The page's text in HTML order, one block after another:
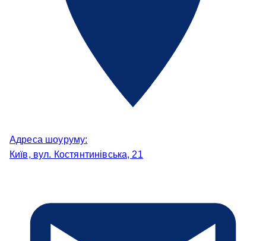
Адреса шоуруму:
Київ, вул. Костянтинівська, 21